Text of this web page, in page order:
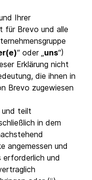
Ihrer
für Brevo und alle
“ oder „uns“)
Erklärung nicht
die ihnen in
Brevo zugewiesen
teilt
in dem
angemessen und
und